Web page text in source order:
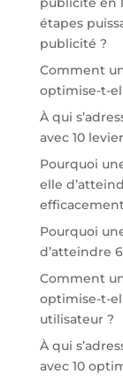
étapes
publicité ?
Comment
optimise-t-
À qui
avec 10
Pourquoi
elle
Pourquoi
d’atteindre
Comment
optimise-t-
utilisateur ?
À qui
avec 10